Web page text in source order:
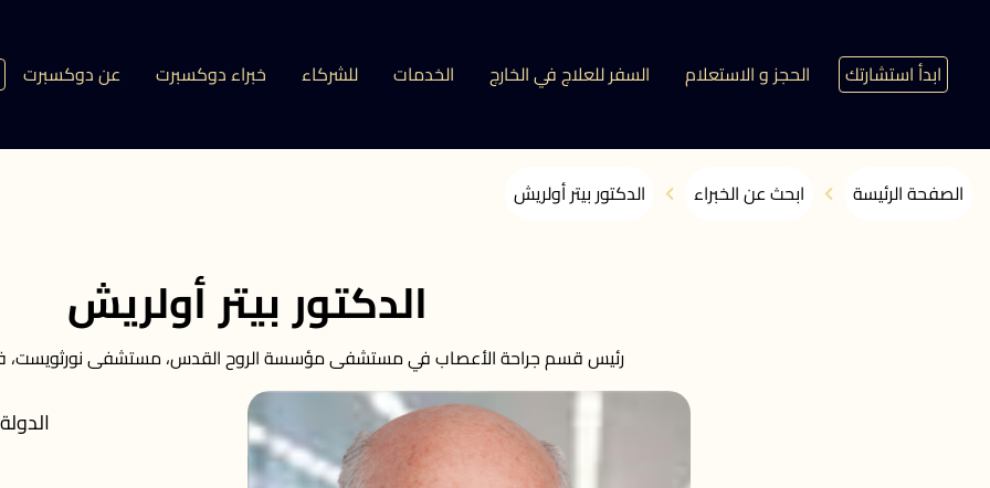
عن دوكسبرت خبراء دوكسبرت للشركاء الخدمات السفر للعلاج في الخارج الحجز و الاستعلام ابدأ استشارتك
الصفحة الرئيسة ابحث عن الخبراء الدكتور بيتر أولريش
الدكتور بيتر أولريش
رئيس قسم جراحة الأعصاب في مستشفى مؤسسة الروح القدس، مستشفى نورثويست،
الدولة